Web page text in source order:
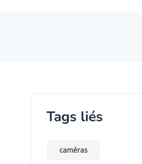
Tags liés
caméras